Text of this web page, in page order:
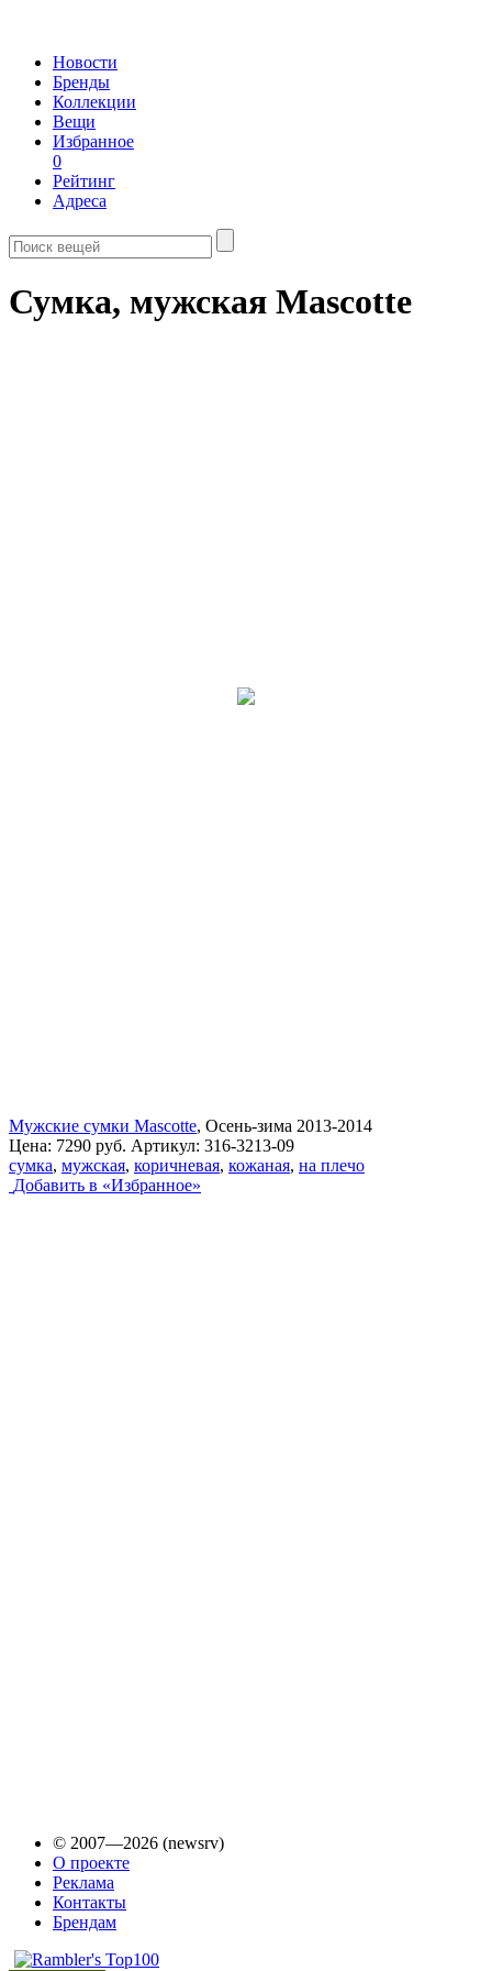
Новости
Бренды
Коллекции
Вещи
Избранное
0
Рейтинг
Адреса
Сумка, мужская Mascotte
Мужские сумки Mascotte, Осень-зима 2013-2014
Цена: 7290 руб. Артикул: 316-3213-09
сумка, мужская, коричневая, кожаная, на плечо
Добавить в «Избранное»
© 2007—2026 (newsrv)
О проекте
Реклама
Контакты
Брендам